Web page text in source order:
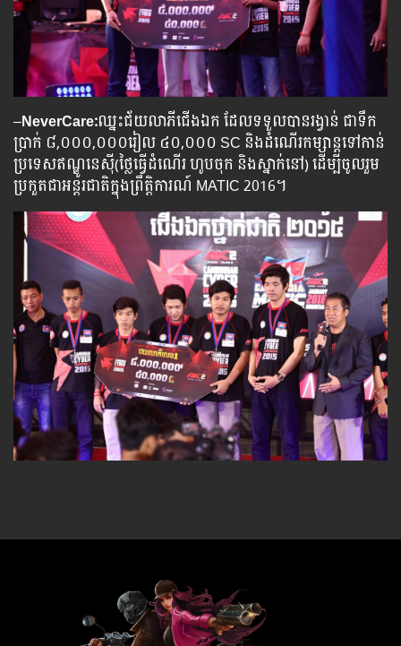
–NeverCare:ឈ្នះជ័យលាភីជើងឯក ដែលទទួលបាន​រង្វាន់ ជាទឹក
ប្រាក់ ៨,០០០,០០០រៀល ៤០,០០០ SC និងដំណើរកម្សាន្តទៅកាន់
ប្រទេសឥណ្ឌូនេស៊ី(ថ្លៃធ្វើដំណើរ ហូបចុក និងស្នាក់នៅ) ដើម្បីចូលរួម
ប្រកួតជាអន្តរជាតិក្នុងព្រឹត្តិការណ៍ MATIC 2016។